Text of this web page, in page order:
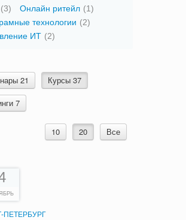
(3) Онлайн ритейл (1)
технологии (2)
ИТ (2)
21
Курсы 37
7
10 20 Все
ПЕТЕРБУРГ